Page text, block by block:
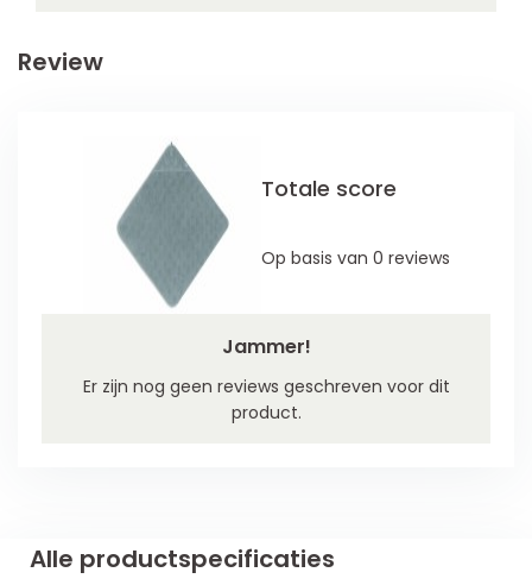
Review
Jammer!
Er zijn nog geen reviews geschreven voor dit
product.
Totale score
Op basis van 0 reviews
Alle productspecificaties